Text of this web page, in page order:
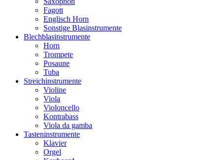
Fagott
Englisch Horn
Sonstige Blasinstrumente
Blechblasinstrumente
Horn
Trompete
Posaune
Tuba
Streichinstrumente
Violine
Viola
Violoncello
Kontrabass
Viola da gamba
Tasteninstrumente
Klavier
Orgel